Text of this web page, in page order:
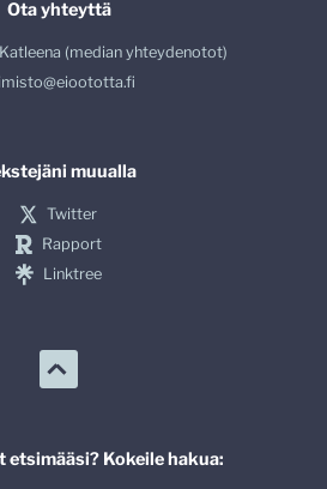
Ota yhteyttä
(median yhteydenotot)
muualla
Twitter
Rapport
Linktree
etsimääsi? Kokeile hakua: